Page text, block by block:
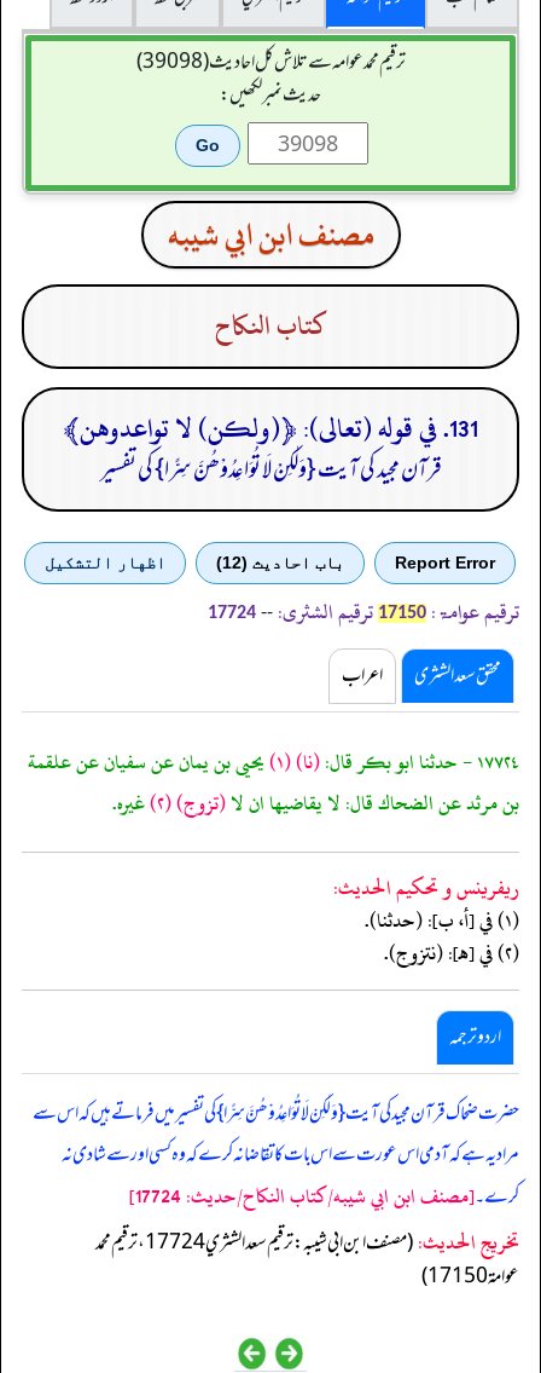
ترقیم محمدعوامہ سے تلاش کل احادیث (39098)
حدیث نمبر لکھیں:
مصنف ابن ابي شيبه
كتاب النكاح
131. في قوله (تعالى): ﴿(ولكن) لا تواعدوهن﴾
قرآن مجید کی آیت {وَلٰکِنْ لَا تُوَاعِدُوْھُنَّ سِرًّا} کی تفسیر
Report Error باب احادیث (12) اظهار التشكيل
ترقیم عوامۃ: 17150 ترقیم الشثری: --
17724
محقق سعد الشثری اعراب
١٧٧٢٤ - حدثنا ابو بكر قال: (نا)(١) يحيى بن يمان عن سفيان عن علقمة
بن مرثد عن الضحاك قال: لا يقاضيها ان لا(تزوج)(٢) غيره.
ريفرينس و تحكيم الحدیث:
(١) في [أ، ب]: (حدثنا).
(٢) في [هـ]: (نتزوج).
اردو ترجمہ
حضرت ضحاک قرآن مجید کی آیت { وَلٰکِنْ لَا تُوَاعِدُوْھُنَّ سِرًّا } کی تفسیر میں فرماتے ہیں کہ اس سے
مراد یہ ہے کہ آدمی اس عورت سے اس بات کا تقاضا نہ کرے کہ وہ کسی اور سے شادی نہ
کرے۔[مصنف ابن ابي شيبه/كتاب النكاح/حدیث: 17724]
تخریج الحدیث:
(مصنف ابن ابي شيبه: ترقيم سعد الشثري 17724، ترقيم محمد
عوامة 17150)